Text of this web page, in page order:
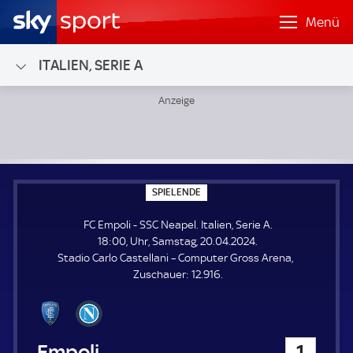
Menü
ITALIEN, SERIE A
SPIELENDE
P
E
L
E
N
D
E
FC Empoli - SSC Neapel. Italien, Serie A.
18:00, Uhr, Samstag, 20.04.2024.
Stadio Carlo Castellani – Computer Gross Arena
Zuschauer: Z
12.916.